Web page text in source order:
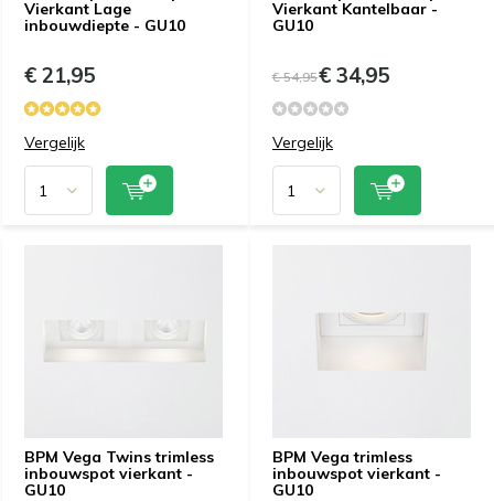
Vierkant Lage
inbouwdiepte - GU10
€ 21,95
Vergelijk
Vierkant Kantelbaar -
GU10
€ 54,95€ 34,95
Vergelijk
BPM Vega Twins trimless
inbouwspot vierkant -
GU10
BPM Vega trimless
inbouwspot vierkant -
GU10